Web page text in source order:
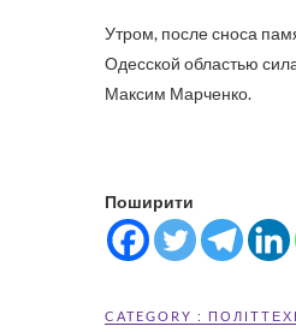
Утром, после сноса
Одесской областью
Максим Марченко.
Поширити
CATEGORY :